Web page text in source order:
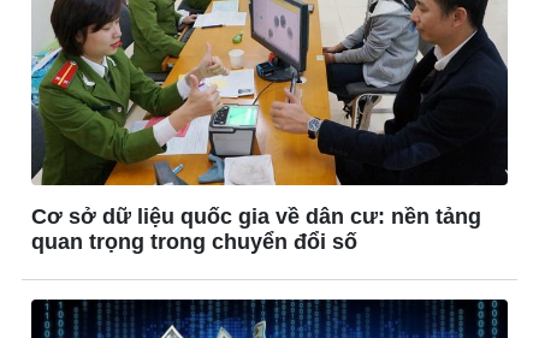
Ô tô - Xe máy Doanh nghiệp
Cơ sở dữ liệu quốc gia về dân cư: nền tảng
quan trọng trong chuyển đổi số